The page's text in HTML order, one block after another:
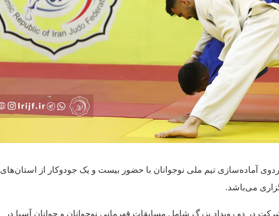
آماده‌سازی تیم ملی نوجوانان با حضور بیست و یک جودوکار از استان‌های
می‌باشد.
در دو رویداد بزرگ شامل مسابقات قهرمانی نوجوانان و جوانان آسیا در